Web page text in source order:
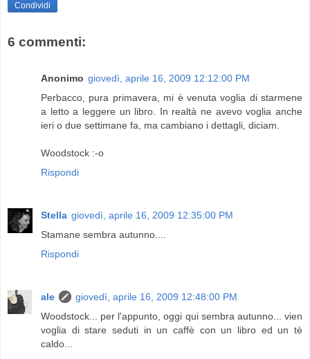
Condividi
6 commenti:
Anonimo giovedì, aprile 16, 2009 12:12:00 PM
Perbacco, pura primavera, mi è venuta voglia di starmene
a letto a leggere un libro. In realtà ne avevo voglia anche
ieri o due settimane fa, ma cambiano i dettagli, diciam.
Woodstock :-o
Rispondi
Stella giovedì, aprile 16, 2009 12:35:00 PM
Stamane sembra autunno....
Rispondi
ale
giovedì, aprile 16, 2009 12:48:00 PM
Woodstock... per l'appunto, oggi qui sembra autunno... vien
voglia di stare seduti in un caffè con un libro ed un tè
caldo...